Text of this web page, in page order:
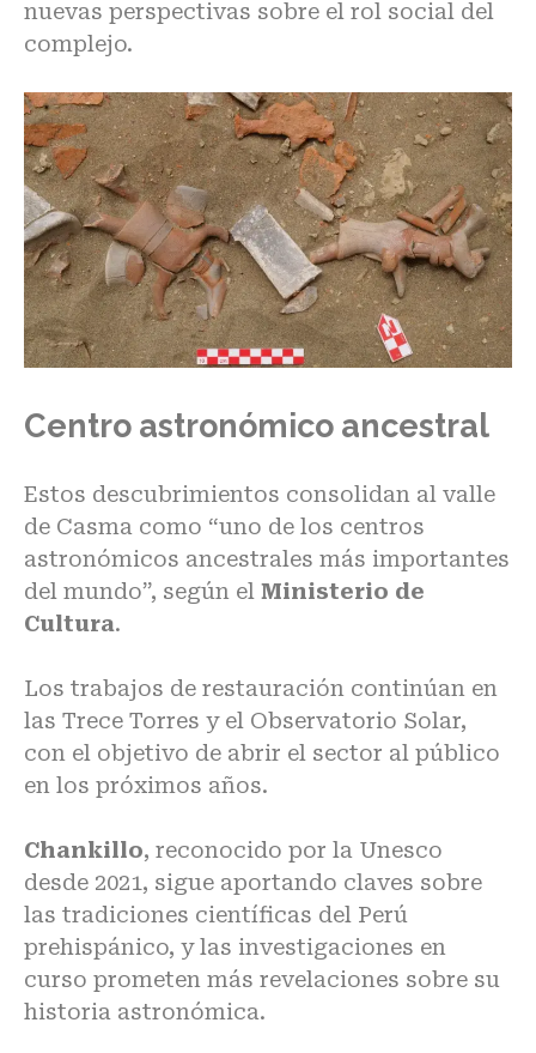
nuevas perspectivas sobre el rol social del
complejo.
Centro astronómico ancestral
Estos descubrimientos consolidan al valle
de Casma como “uno de los centros
astronómicos ancestrales más importantes
del mundo”, según el Ministerio de
Cultura.
Los trabajos de restauración continúan en
las Trece Torres y el Observatorio Solar,
con el objetivo de abrir el sector al público
en los próximos años.
Chankillo, reconocido por la Unesco
desde 2021, sigue aportando claves sobre
las tradiciones científicas del Perú
prehispánico, y las investigaciones en
curso prometen más revelaciones sobre su
historia astronómica.